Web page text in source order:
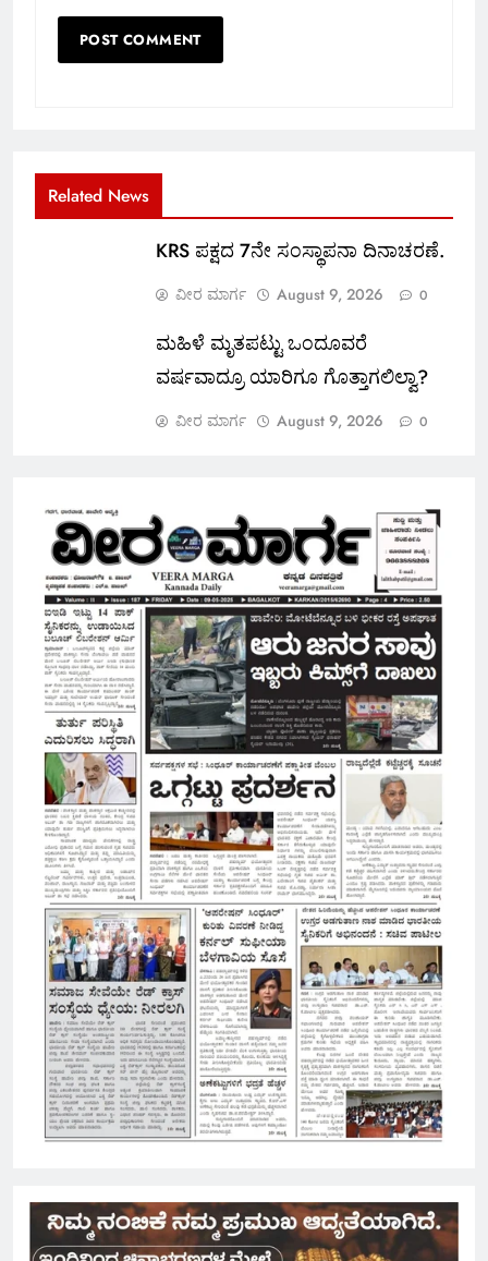
Related News
KRS ಪಕ್ಷದ 7ನೇ ಸಂಸ್ಥಾಪನಾ ದಿನಾಚರಣೆ.
ವೀರ ಮಾರ್ಗ August 9, 2026 0
ಮಹಿಳೆ ಮೃತಪಟ್ಟು ಒಂದೂವರೆ
ವರ್ಷವಾದ್ರೂ ಯಾರಿಗೂ ಗೊತ್ತಾಗಲಿಲ್ವಾ?
ವೀರ ಮಾರ್ಗ August 9, 2026 0